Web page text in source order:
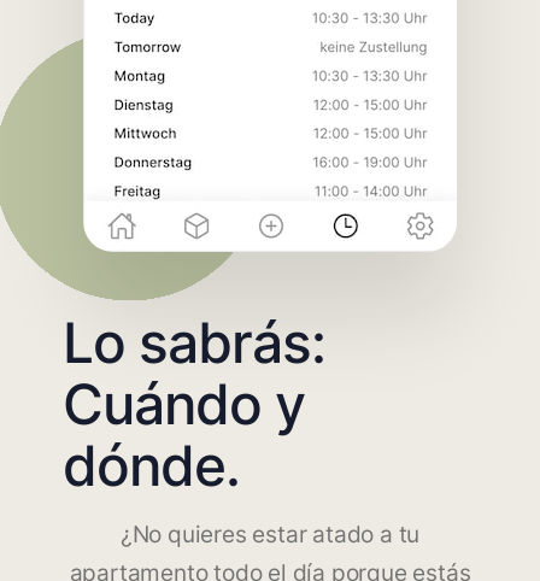
Lo sabrás:
Cuándo y
dónde.
¿No quieres estar atado a tu
apartamento todo el día porque estás